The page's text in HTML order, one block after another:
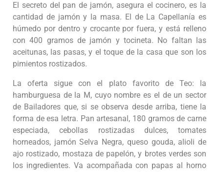
El secreto del pan de jamón, asegura el cocinero, es la
cantidad de jamón y la masa. El de La Capellanía es
húmedo por dentro y crocante por fuera, y está relleno
con 400 gramos de jamón y tocineta. No faltan las
aceitunas, las pasas, y el toque de la casa que son los
pimientos rostizados.
La oferta sigue con el plato favorito de Teo: la
hamburguesa de la M, cuyo nombre es el de un sector
de Bailadores que, si se observa desde arriba, tiene la
forma de esa letra. Pan artesanal, 180 gramos de carne
especiada, cebollas rostizadas dulces, tomates
horneados, jamón Selva Negra, queso gouda, alioli de
ajo rostizado, mostaza de papelón, y brotes verdes son
los ingredientes. Va acompañada con papas al horno